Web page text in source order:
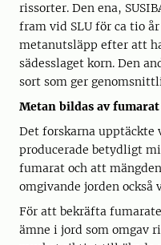
rissorter. Den ena,
fram vid SLU för ca tio
metanutsläpp efter att
sädesslaget korn. Den
sort som ger
Metan bildas av
Det forskarna upptäckte
producerade betydligt
fumarat och att
omgivande jorden också
För att bekräfta
ämne i jord som omgav